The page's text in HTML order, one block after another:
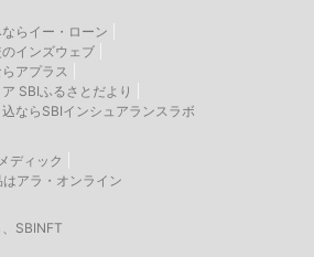
らイー・ローン
インズウェブ
アプラス
SBIふるさとだより
ならSBIインシュアランスラボ
ディック
アラ・オンライン
SBINFT